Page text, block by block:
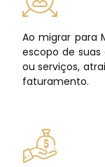
Ao migrar para
escopo de
ou serviços,
faturamento.